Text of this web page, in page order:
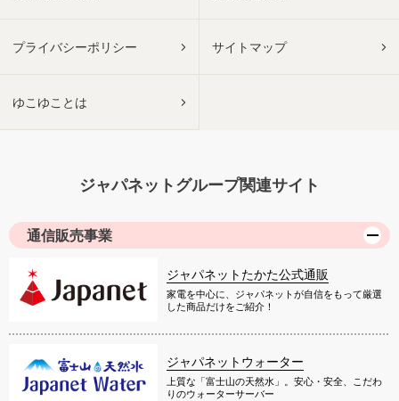
プライバシーポリシー サイトマップ
ゆこゆことは
ジャパネットグループ関連サイト
通信販売事業
ジャパネットたかた公式通販
家電を中心に、ジャパネットが自信をもって厳選
した商品だけをご紹介！
ジャパネットウォーター
上質な「富士山の天然水」。安心・安全、こだわ
りのウォーターサーバー